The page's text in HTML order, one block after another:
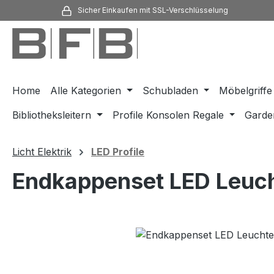
Hauptinhalt springen
Zur Suche springen
Zur Hauptnavigation springen
Sicher Einkaufen mit SSL-Verschlüsselung
Home Alle Kategorien Schubladen Möbelgriffe
Bibliotheksleitern
Profile Konsolen Regale
Licht Elektrik LED Profile
Endkappenset LED